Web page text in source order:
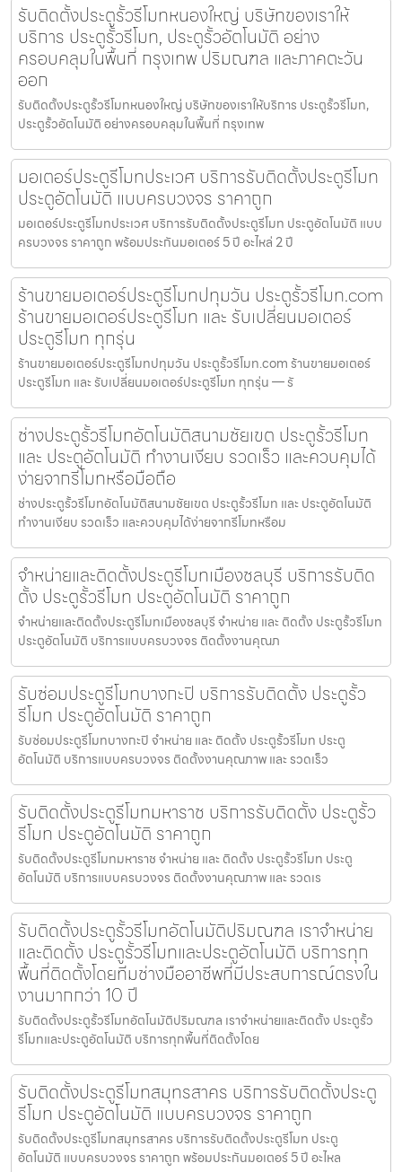
รับติดตั้งประตูรั้วรีโมทหนองใหญ่ บริษัทของเราให้
บริการ ประตูรั้วรีโมท, ประตูรั้วอัตโนมัติ อย่าง
ครอบคลุมในพื้นที่ กรุงเทพ ปริมณฑล และภาคตะวัน
ออก
รับติดตั้งประตูรั้วรีโมทหนองใหญ่ บริษัทของเราให้บริการ ประตูรั้วรีโมท,
ประตูรั้วอัตโนมัติ อย่างครอบคลุมในพื้นที่ กรุงเทพ
มอเตอร์ประตูรีโมทประเวศ บริการรับติดตั้งประตูรีโมท
ประตูอัตโนมัติ แบบครบวงจร ราคาถูก
มอเตอร์ประตูรีโมทประเวศ บริการรับติดตั้งประตูรีโมท ประตูอัตโนมัติ แบบ
ครบวงจร ราคาถูก พร้อมประกันมอเตอร์ 5 ปี อะไหล่ 2 ปี
ร้านขายมอเตอร์ประตูรีโมทปทุมวัน ประตูรั้วรีโมท.com
ร้านขายมอเตอร์ประตูรีโมท และ รับเปลี่ยนมอเตอร์
ประตูรีโมท ทุกรุ่น
ร้านขายมอเตอร์ประตูรีโมทปทุมวัน ประตูรั้วรีโมท.com ร้านขายมอเตอร์
ประตูรีโมท และ รับเปลี่ยนมอเตอร์ประตูรีโมท ทุกรุ่น — รั
ช่างประตูรั้วรีโมทอัตโนมัติสนามชัยเขต ประตูรั้วรีโมท
และ ประตูอัตโนมัติ ทำงานเงียบ รวดเร็ว และควบคุมได้
ง่ายจากรีโมทหรือมือถือ
ช่างประตูรั้วรีโมทอัตโนมัติสนามชัยเขต ประตูรั้วรีโมท และ ประตูอัตโนมัติ
ทำงานเงียบ รวดเร็ว และควบคุมได้ง่ายจากรีโมทหรือม
จำหน่ายและติดตั้งประตูรีโมทเมืองชลบุรี บริการรับติด
ตั้ง ประตูรั้วรีโมท ประตูอัตโนมัติ ราคาถูก
จำหน่ายและติดตั้งประตูรีโมทเมืองชลบุรี จำหน่าย และ ติดตั้ง ประตูรั้วรีโมท
ประตูอัตโนมัติ บริการแบบครบวงจร ติดตั้งงานคุณภ
รับซ่อมประตูรีโมทบางกะปิ บริการรับติดตั้ง ประตูรั้ว
รีโมท ประตูอัตโนมัติ ราคาถูก
รับซ่อมประตูรีโมทบางกะปิ จำหน่าย และ ติดตั้ง ประตูรั้วรีโมท ประตู
อัตโนมัติ บริการแบบครบวงจร ติดตั้งงานคุณภาพ และ รวดเร็ว
รับติดตั้งประตูรีโมทมหาราช บริการรับติดตั้ง ประตูรั้ว
รีโมท ประตูอัตโนมัติ ราคาถูก
รับติดตั้งประตูรีโมทมหาราช จำหน่าย และ ติดตั้ง ประตูรั้วรีโมท ประตู
อัตโนมัติ บริการแบบครบวงจร ติดตั้งงานคุณภาพ และ รวดเร
รับติดตั้งประตูรั้วรีโมทอัตโนมัติปริมณฑล เราจำหน่าย
และติดตั้ง ประตูรั้วรีโมทและประตูอัตโนมัติ บริการทุก
พื้นที่ติดตั้งโดยทีมช่างมืออาชีพที่มีประสบการณ์ตรงใน
งานมากกว่า 10 ปี
รับติดตั้งประตูรั้วรีโมทอัตโนมัติปริมณฑล เราจำหน่ายและติดตั้ง ประตูรั้ว
รีโมทและประตูอัตโนมัติ บริการทุกพื้นที่ติดตั้งโดย
รับติดตั้งประตูรีโมทสมุทรสาคร บริการรับติดตั้งประตู
รีโมท ประตูอัตโนมัติ แบบครบวงจร ราคาถูก
รับติดตั้งประตูรีโมทสมุทรสาคร บริการรับติดตั้งประตูรีโมท ประตู
อัตโนมัติ แบบครบวงจร ราคาถูก พร้อมประกันมอเตอร์ 5 ปี อะไหล